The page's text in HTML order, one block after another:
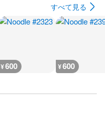
すべて見る
¥600 ¥600